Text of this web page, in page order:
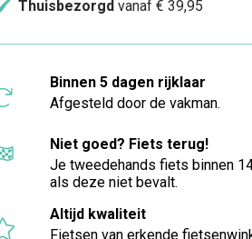
Thuisbezorgd vanaf € 39,95
Binnen 5 dagen rijklaar
Afgesteld door de vakman.
Niet goed? Fiets terug!
Je tweedehands fiets binnen
als deze niet bevalt.
Altijd kwaliteit
Fietsen van erkende